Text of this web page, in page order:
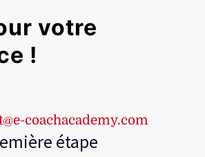
votre
!
coachacademy.com
étape